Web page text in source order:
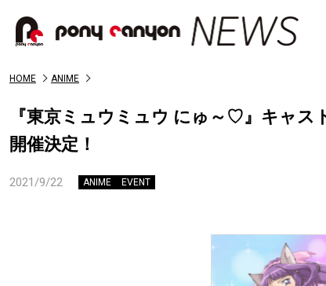
HOME ANIME
『東京ミュウミュウ にゅ～♡』キャ
開催決定！
2021/9/22 ANIME EVENT